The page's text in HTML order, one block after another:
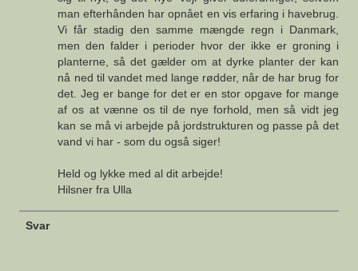
man efterhånden har opnået en vis erfaring i havebrug.
Vi får stadig den samme mængde regn i Danmark,
men den falder i perioder hvor der ikke er groning i
planterne, så det gælder om at dyrke planter der kan
nå ned til vandet med lange rødder, når de har brug for
det. Jeg er bange for det er en stor opgave for mange
af os at vænne os til de nye forhold, men så vidt jeg
kan se må vi arbejde på jordstrukturen og passe på det
vand vi har - som du også siger!
Held og lykke med al dit arbejde!
Hilsner fra Ulla
Svar